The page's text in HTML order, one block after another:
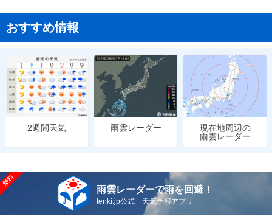
おすすめ情報
2週間天気 雨雲レーダー
現在地周辺の
雨雲レーダー
雨雲レーダーで雨を回避！
tenki.jp公式 天気予報アプリ